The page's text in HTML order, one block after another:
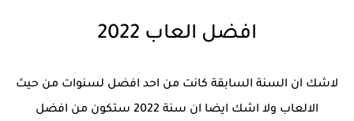
افضل العاب 2022
لاشك ان السنة السابقة كانت من احد افضل لسنوات من حيث
الالعاب ولا اشك ايضا ان سنة 2022 ستكون من افضل